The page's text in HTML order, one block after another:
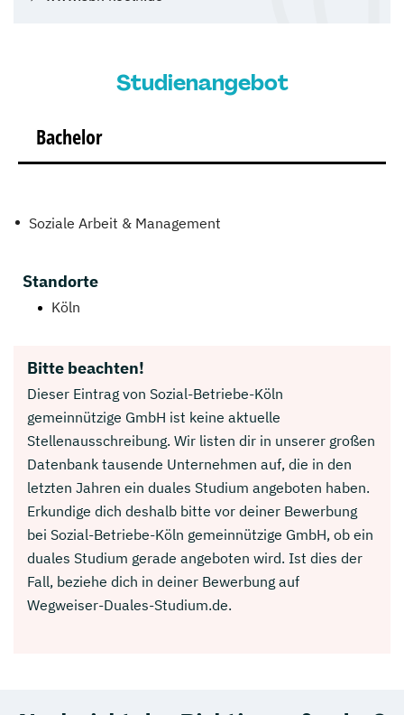
Studienangebot
Bachelor
Soziale Arbeit & Management
Standorte
Köln
Bitte beachten!
Dieser Eintrag von Sozial-Betriebe-Köln
gemeinnützige GmbH ist keine aktuelle
Stellenausschreibung. Wir listen dir in unserer großen
Datenbank tausende Unternehmen auf, die in den
letzten Jahren ein duales Studium angeboten haben.
Erkundige dich deshalb bitte vor deiner Bewerbung
bei Sozial-Betriebe-Köln gemeinnützige GmbH, ob ein
duales Studium gerade angeboten wird. Ist dies der
Fall, beziehe dich in deiner Bewerbung auf
Wegweiser-Duales-Studium.de.